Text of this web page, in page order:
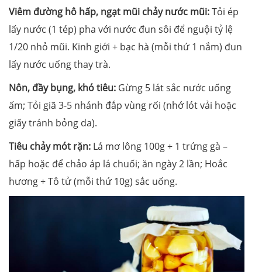
Viêm đường hô hấp, ngạt mũi chảy nước mũi:Tỏi ép
lấy nước (1 tép) pha với nước đun sôi để nguội tỷ lệ
1/20 nhỏ mũi. Kinh giới + bạc hà (mỗi thứ 1 nắm) đun
lấy nước uống thay trà.
Nôn, đầy bụng, khó tiêu: Gừng 5 lát sắc nước uống
ấm; Tỏi giã 3-5 nhánh đắp vùng rối (nhớ lót vải hoặc
giấy tránh bỏng da).
Tiêu chảy mót rặn: Lá mơ lông 100g + 1 trứng gà –
hấp hoặc để chảo áp lá chuối; ăn ngày 2 lần; Hoắc
hương + Tô tử (mỗi thứ 10g) sắc uống.